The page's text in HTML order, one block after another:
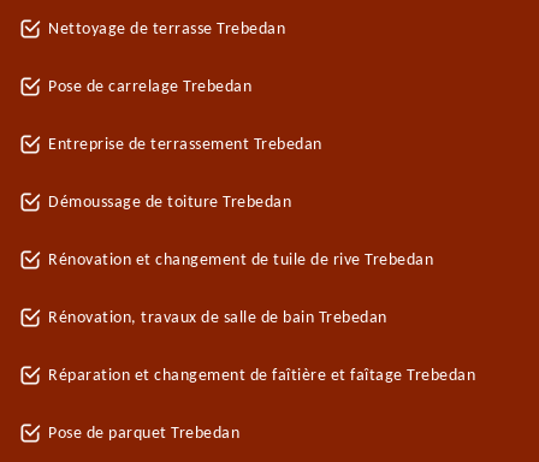
Nettoyage de terrasse Trebedan
Pose de carrelage Trebedan
Entreprise de terrassement Trebedan
Démoussage de toiture Trebedan
Rénovation et changement de tuile de rive Trebedan
Rénovation, travaux de salle de bain Trebedan
Réparation et changement de faîtière et faîtage Trebedan
Pose de parquet Trebedan